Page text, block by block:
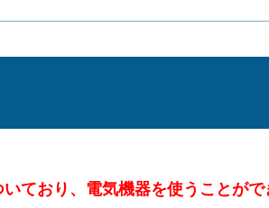
ており、電気機器を使うことがで